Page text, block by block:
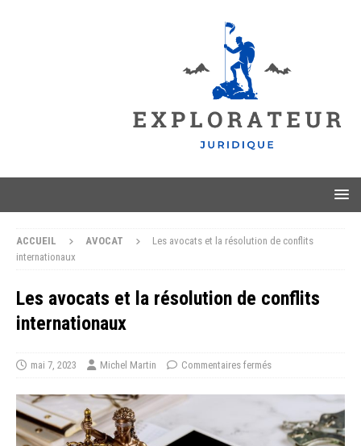
ACCUEIL AVOCAT
Les avocats et la résolution de conflits
internationaux
Les avocats et la résolution de conflits
internationaux
mai 7, 2023 Michel Martin Commentaires fermés